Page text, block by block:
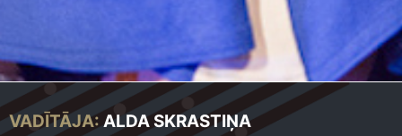
VADĪTĀJA: ALDA SKRASTIŅA